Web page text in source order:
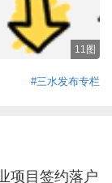
11图
#三水发布专栏
项目签约落户